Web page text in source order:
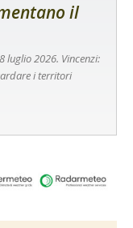
il
luglio 2026. Vincenzi:
i territori